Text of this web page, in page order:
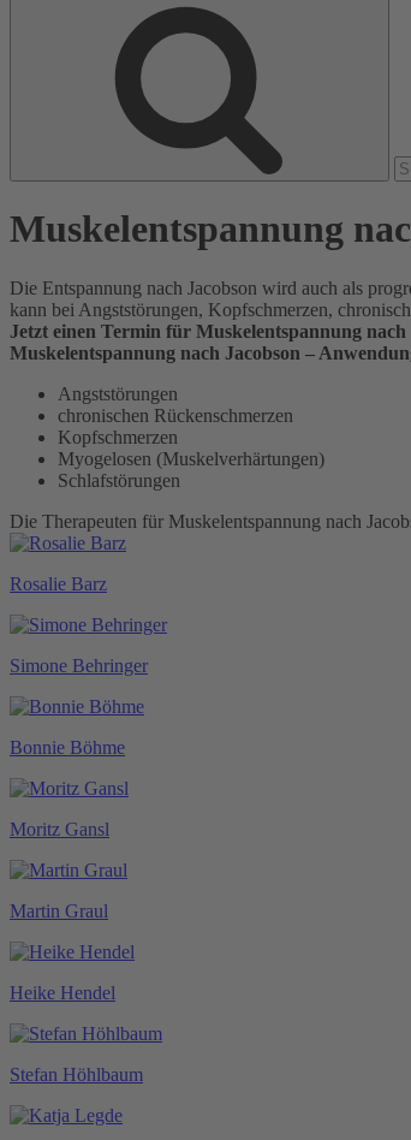
Muskelentspannung
Die Entspannung nach Jacobson wird auch als
kann bei Angststörungen, Kopfschmerzen,
Jetzt einen Termin für Muskelentspannung nach
Muskelentspannung nach Jacobson –
Angststörungen
chronischen Rückenschmerzen
Kopfschmerzen
Myogelosen (Muskelverhärtungen)
Schlafstörungen
Die Therapeuten für Muskelentspannung nach
Rosalie Barz
Simone Behringer
Bonnie Böhme
Moritz Gansl
Martin Graul
Heike Hendel
Stefan Höhlbaum